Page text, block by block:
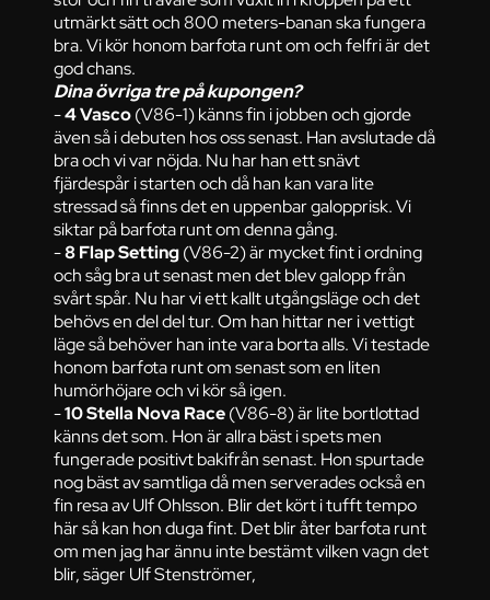
utmärkt sätt och 800 meters-banan ska fungera
bra. Vi kör honom barfota runt om och felfri är det
god chans.
Dina övriga tre på kupongen?
-4 Vasco(V86-1) känns fin i jobben och gjorde
även så i debuten hos oss senast. Han avslutade då
bra och vi var nöjda. Nu har han ett snävt
fjärdespår i starten och då han kan vara lite
stressad så finns det en uppenbar galopprisk. Vi
siktar på barfota runt om denna gång.
-8 Flap Setting(V86-2) är mycket fint i ordning
och såg bra ut senast men det blev galopp från
svårt spår. Nu har vi ett kallt utgångsläge och det
behövs en del del tur. Om han hittar ner i vettigt
läge så behöver han inte vara borta alls. Vi testade
honom barfota runt om senast som en liten
humörhöjare och vi kör så igen.
-10 Stella Nova Race(V86-8) är lite bortlottad
känns det som. Hon är allra bäst i spets men
fungerade positivt bakifrån senast. Hon spurtade
nog bäst av samtliga då men serverades också en
fin resa av Ulf Ohlsson. Blir det kört i tufft tempo
här så kan hon duga fint. Det blir åter barfota runt
om men jag har ännu inte bestämt vilken vagn det
blir, säger Ulf Stenströmer,